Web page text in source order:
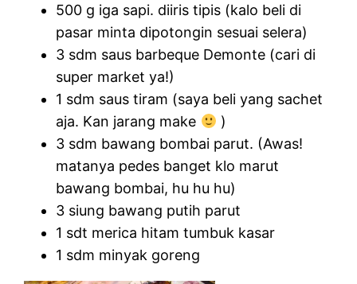
500 g iga sapi. diiris tipis (kalo beli di
pasar minta dipotongin sesuai selera)
3 sdm saus barbeque Demonte (cari di
super market ya!)
1 sdm saus tiram (saya beli yang sachet
aja. Kan jarang make
)
3 sdm bawang bombai parut. (Awas!
matanya pedes banget klo marut
bawang bombai, hu hu hu)
3 siung bawang putih parut
1 sdt merica hitam tumbuk kasar
1 sdm minyak goreng